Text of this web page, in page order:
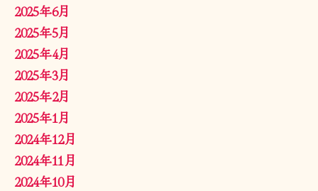
2025年6月
2025年5月
2025年4月
2025年3月
2025年2月
2025年1月
2024年12月
2024年11月
2024年10月